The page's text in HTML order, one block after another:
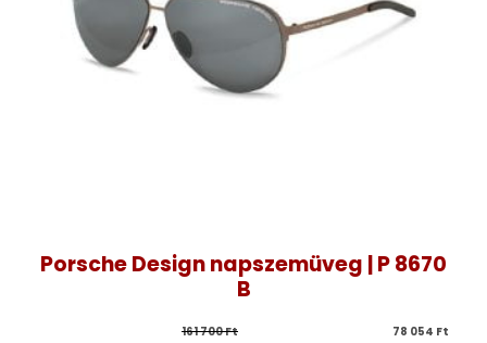
Porsche Design napszemüveg | P 8670
B
161 700 Ft 78 054 Ft